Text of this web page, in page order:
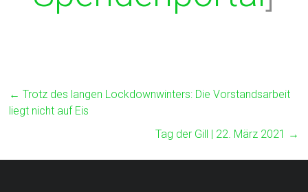
← Trotz des langen Lockdownwinters: Die Vorstandsarbeit
liegt nicht auf Eis
Tag der Gill | 22. März 2021 →